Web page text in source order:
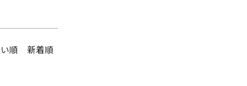
順 新着順